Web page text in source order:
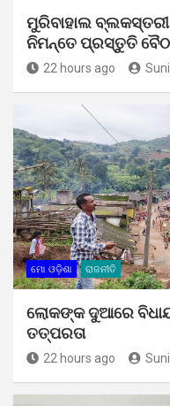
ମୁରିବାହାଲ
ନିମନ୍ତେ ପ୍ରସ୍ତୁତି
22 hours ago
ମୋ ଓଡ଼ିଶା ରାଜନୀତି
ଲୋକଙ୍କ ଦୁଆରେ
ତତ୍ପରତା
22 hours ago